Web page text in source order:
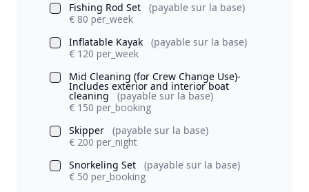
Fishing Rod Set
(payable sur la base)
€ 80 per_week
Inflatable Kayak
(payable sur la base)
€ 120 per_week
Mid Cleaning (for Crew Change Use)-
Includes exterior and interior boat
cleaning
(payable sur la base)
€ 150 per_booking
Skipper
(payable sur la base)
€ 200 per_night
Snorkeling Set
(payable sur la base)
€ 50 per_booking